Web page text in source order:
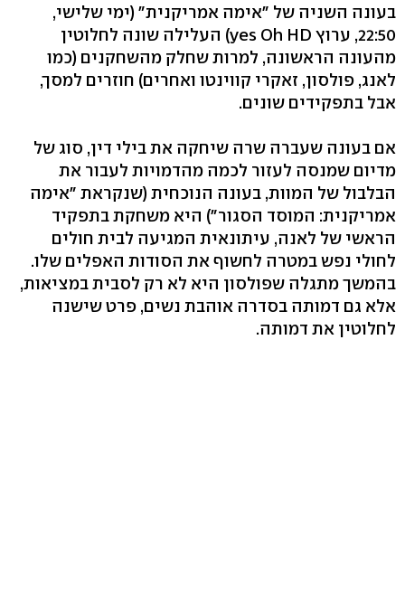
בעונה השניה של "אימה אמריקנית" (ימי שלישי,
22:50, ערוץ yes Oh HD) העלילה שונה לחלוטין
מהעונה הראשונה, למרות שחלק מהשחקנים (כמו
לאנג, פולסון, זאקרי קווינטו ואחרים) חוזרים למסך,
אבל בתפקידים שונים.
אם בעונה שעברה שרה שיחקה את בילי דין, סוג של
מדיום שמנסה לעזור לכמה מהדמויות לעבור את
הבלבול של המוות, בעונה הנוכחית (שנקראת "אימה
אמריקנית: המוסד הסגור") היא משחקת בתפקיד
הראשי של לאנה, עיתונאית המגיעה לבית חולים
לחולי נפש במטרה לחשוף את הסודות האפלים שלו.
בהמשך מתגלה שפולסון היא לא רק לסבית במציאות,
אלא גם דמותה בסדרה אוהבת נשים, פרט שישנה
לחלוטין את דמותה.